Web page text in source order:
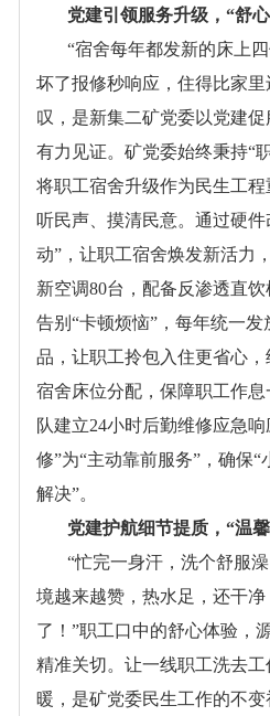
党建引领服务升级，“舒
“宿舍每年都发新的床上
坏了报修秒响应，住得比家
叹，是新集二矿党委以党建
有力见证。矿党委始终秉持“
将职工宿舍升级作为民生工
听民声、摸清民意。通过硬
动”，让职工宿舍焕发新活力
新空调80台，配备反渗透直
告别“卡顿烦恼”，每年统一
品，让职工拎包入住更省心
宿舍床位分配，保障职工作
队建立24小时后勤维修应急
修”为“主动靠前服务”，确保
解决”。
党建护航细节提质，“温
“忙完一身汗，洗个舒服
境越来越赞，热水足，还干
了！”职工口中的舒心体验，
精准关切。让一线职工洗去
暖，是矿党委民生工作的不